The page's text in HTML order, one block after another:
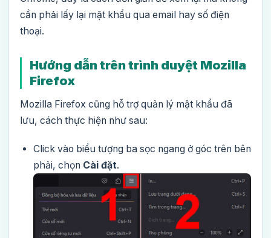
cần phải lấy lại mật khẩu qua email hay số điện
thoại.
Hướng dẫn trên trình duyệt Mozilla
Firefox
Mozilla Firefox cũng hỗ trợ quản lý mật khẩu đã
lưu, cách thực hiện như sau:
Click vào biểu tượng ba sọc ngang ở góc trên bên
phải, chọn Cài đặt.